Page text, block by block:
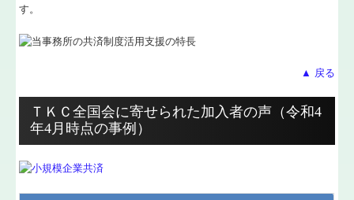
す。
▲ 戻る
ＴＫＣ全国会に寄せられた加入者の声（令和4
年4月時点の事例）